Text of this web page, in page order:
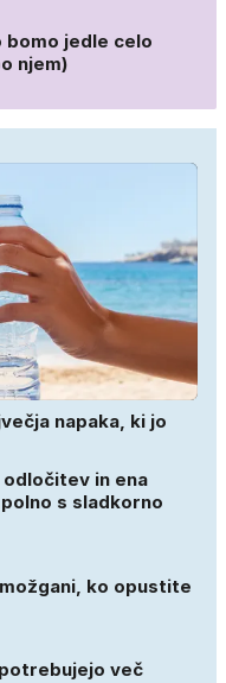
bomo jedle celo
njem)
napaka, ki jo
in ena
s sladkorno
ko opustite
več